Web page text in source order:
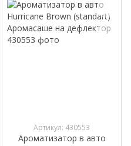
Артикул: 430553
Ароматизатор в авто